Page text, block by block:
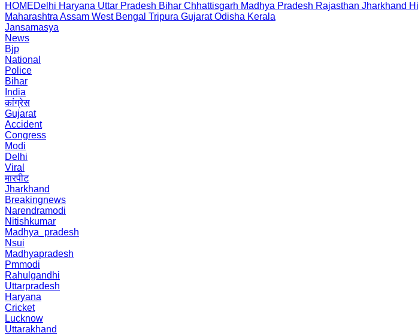
HOMEDelhi Haryana Uttar Pradesh Bihar Chhattisgarh Madhya Pradesh Rajasthan Jharkhand
Maharashtra Assam West Bengal Tripura Gujarat Odisha Kerala
Jansamasya
News
Bjp
National
Police
Bihar
India
कांग्रेस
Gujarat
Accident
Congress
Modi
Delhi
Viral
मारपीट
Jharkhand
Breakingnews
Narendramodi
Nitishkumar
Madhya_pradesh
Nsui
Madhyapradesh
Pmmodi
Rahulgandhi
Uttarpradesh
Haryana
Cricket
Lucknow
Uttarakhand